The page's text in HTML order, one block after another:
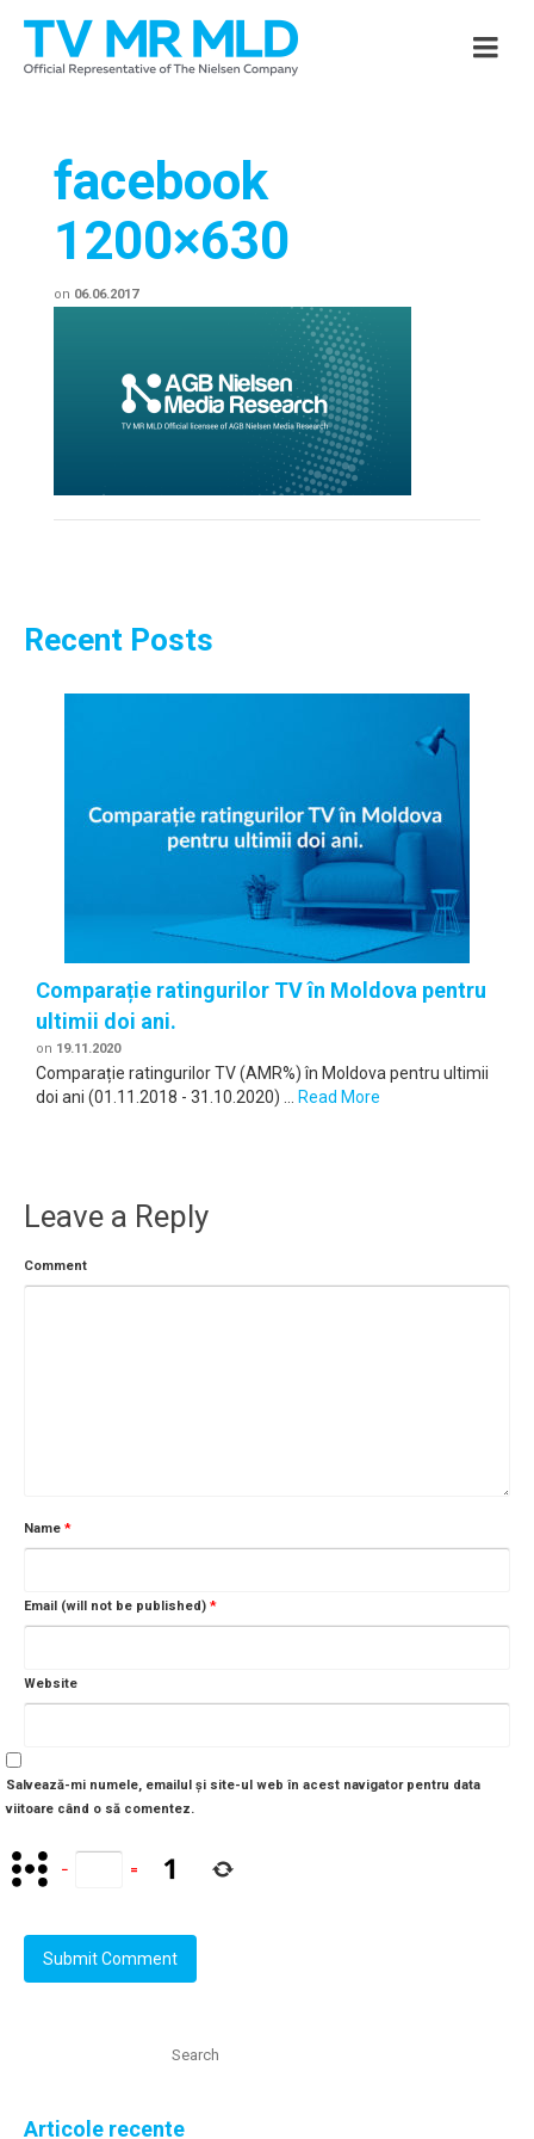
facebook
1200×630
on 06.06.2017
Recent Posts
Comparație ratingurilor TV în Moldova pentru
ultimii doi ani.
on 19.11.2020
Comparație ratingurilor TV (AMR%) în Moldova pentru ultimii
doi ani (01.11.2018 - 31.10.2020) ...
Read More
Leave a Reply
Comment
Name *
Email (will not be published) *
Website
Salvează-mi numele, emailul și site-ul web în acest navigator pentru data
viitoare când o să comentez.
− =
Articole recente